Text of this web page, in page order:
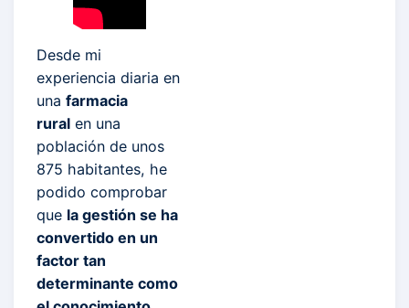
Desde mi
experiencia diaria en
una farmacia
ruralen una
población de unos
875 habitantes, he
podido comprobar
que la gestión se ha
convertido en un
factor tan
determinante como